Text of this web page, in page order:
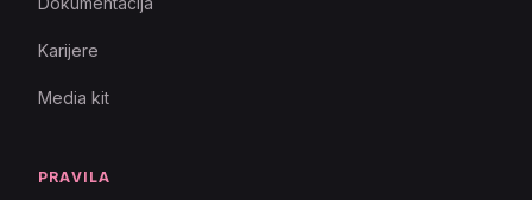
Karijere
Media kit
PRAVILA